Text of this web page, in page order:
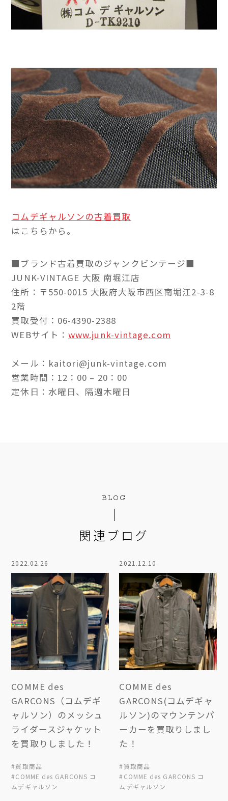
コムデギャルソンの古着買取
はこちらから。
■ブランド古着買取のジャンクビンテージ■
JUNK-VINTAGE 大阪 南堀江店
住所：〒550-0015 大阪府大阪市西区南堀江2-3-8
2階
買取受付：06-4390-2388
WEBサイト：www.junk-vintage.com
メール：kaitori@junk-vintage.com
営業時間：12：00 – 20：00
定休日：水曜日、隔週木曜日
BLOG
関連ブログ
2022.02.26
COMME des
GARCONS（コムデギ
ャルソン）のメッシュ
ライダースジャケット
を買取りしました！
#買取商品
#COMME des GARCONS コ
ムデギャルソン
2021.12.10
COMME des
GARCONS(コムデギャ
ルソン)のマウンテンパ
ーカーを買取りしまし
た！
#買取商品
#COMME des GARCONS コ
ムデギャルソン